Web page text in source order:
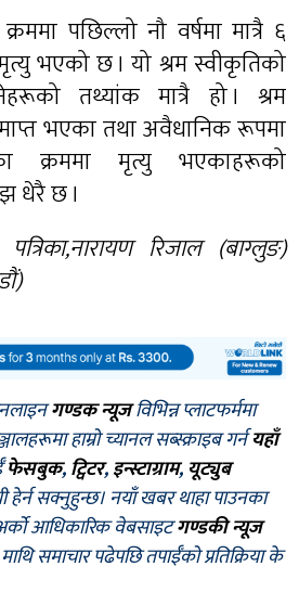
पछिल्लो नौ वर्षमा मात्रै ६
भएको छ । यो श्रम स्वीकृतिको
तथ्यांक मात्रै हो । श्रम
भएका तथा अवैधानिक रूपमा
क्रममा मृत्यु भएकाहरूको
धेरै छ ।
रिजाल (बाग्लुङ)
गण्डक न्यूजविभिन्न प्लाटफर्ममा
हाम्रो च्यानल सब्स्क्राइब गर्नयहाँ
फेसबुक,ट्विटर,इन्स्टाग्राम, यूट्युब
हेर्न सक्नुहुन्छ। नयाँ खबर थाहा पाउनका
आधिकारिक वेबसाइटगण्डकी न्यूज
समाचार पढेपछि तपाईँको प्रतिक्रिया के